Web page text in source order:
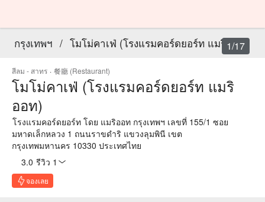
กรุงเทพฯ / โมโม่คาเฟ่ (โรงแรมคอร์ดยอร์ท แมริออท)
สีลม - สาทร · 餐廳 (Restaurant)
โมโม่คาเฟ่ (โรงแรมคอร์ดยอร์ท แมริ
ออท)
โรงแรมคอร์ดยอร์ท โดย แมริออท กรุงเทพฯ เลขที่ 155/1 ซอย
มหาดเล็กหลวง 1 ถนนราขดำริ แขวงลุมพินี เขต
กรุงเทพมหานคร 10330 ประเทศไทย
3.0 รีวิว 1
จองเลย
1/17